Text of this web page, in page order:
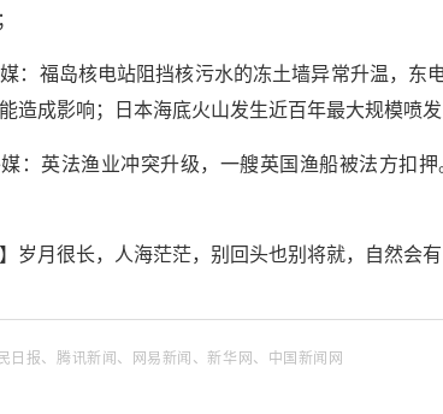
：福岛核电站阻挡核污水的冻土墙异常升温，东
造成影响；日本海底火山发生近百年最大规模喷
：英法渔业冲突升级，一艘英国渔船被法方扣
】岁月很长，人海茫茫，别回头也别将就，自然会有
日报、腾讯新闻、网易新闻、新华网、中国新闻网